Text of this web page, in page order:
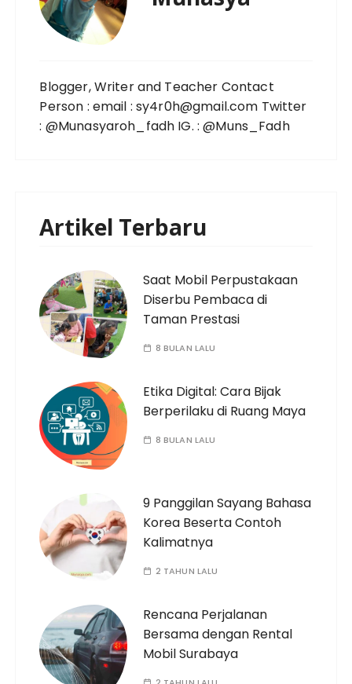
Blogger, Writer and Teacher Contact
Person : email : sy4r0h@gmail.com Twitter
: @Munasyaroh_fadh IG. : @Muns_Fadh
Artikel Terbaru
Saat Mobil Perpustakaan
Diserbu Pembaca di
Taman Prestasi
8 BULAN LALU
Etika Digital: Cara Bijak
Berperilaku di Ruang Maya
8 BULAN LALU
9 Panggilan Sayang Bahasa
Korea Beserta Contoh
Kalimatnya
2 TAHUN LALU
Rencana Perjalanan
Bersama dengan Rental
Mobil Surabaya